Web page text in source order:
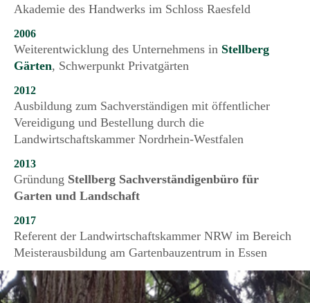
Akademie des Handwerks im Schloss Raesfeld
2006
Weiterentwicklung des Unternehmens in Stellberg
Gärten, Schwerpunkt Privatgärten
2012
Ausbildung zum Sachverständigen mit öffentlicher
Vereidigung und Bestellung durch die
Landwirtschaftskammer Nordrhein-Westfalen
2013
Gründung Stellberg Sachverständigenbüro für
Garten und Landschaft
2017
Referent der Landwirtschaftskammer NRW im Bereich
Meisterausbildung am Gartenbauzentrum in Essen